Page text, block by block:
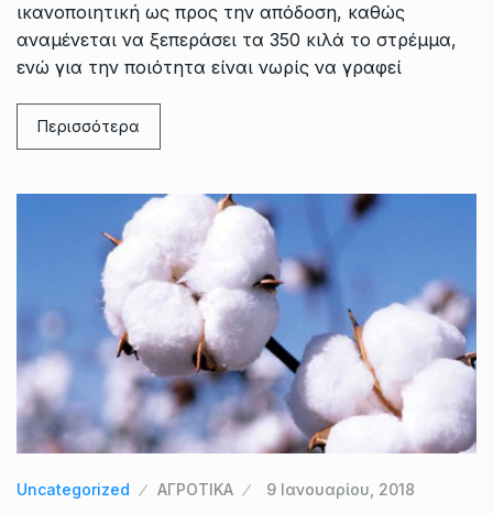
ικανοποιητική ως προς την απόδοση, καθώς
αναμένεται να ξεπεράσει τα 350 κιλά το στρέμμα,
ενώ για την ποιότητα είναι νωρίς να γραφεί
Περισσότερα
Uncategorized ΑΓΡΟΤΙΚΑ 9 Ιανουαρίου, 2018